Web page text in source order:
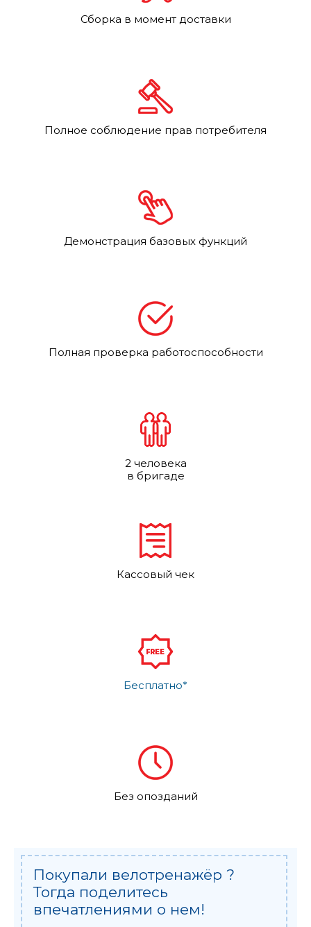
Сборка в момент доставки
Полное соблюдение прав потребителя
Демонстрация базовых функций
Полная проверка работоспособности
2 человека
в бригаде
Кассовый чек
Бесплатно*
Без опозданий
Покупали велотренажёр ?
Тогда поделитесь
впечатлениями о нем!